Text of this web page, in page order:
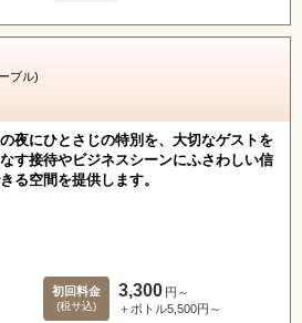
ブル)
夜にひとさじの特別を、大切なゲストを
す接待やビジネスシーンにふさわしい信
る空間を提供します。
初回料金
(税サ込)
3,300 円～
＋ボトル5,500円～